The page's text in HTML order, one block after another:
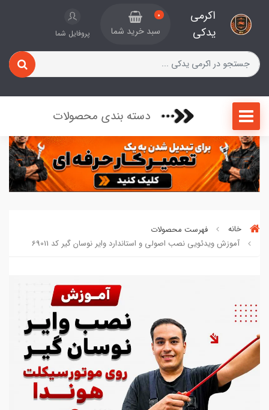
اکرمی
یدکی
0
سبد خرید شما پروفایل شما
دسته بندی محصولات
خانه
فهرست محصولات
آموزش ویدئویی نصب اصولی و استاندارد وایر نوسان گیر کد 69011